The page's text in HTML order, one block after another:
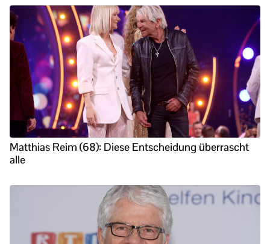
Matthias Reim (68): Diese Entscheidung überrascht
alle